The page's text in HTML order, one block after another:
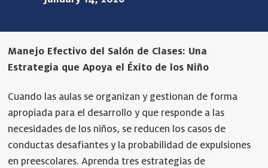
Manejo Efectivo del Salón de Clases: Una
Estrategia que Apoya el Éxito de los Niño
Cuando las aulas se organizan y gestionan de forma
apropiada para el desarrollo y que responde a las
necesidades de los niños, se reducen los casos de
conductas desafiantes y la probabilidad de expulsiones
en preescolares. Aprenda tres estrategias de